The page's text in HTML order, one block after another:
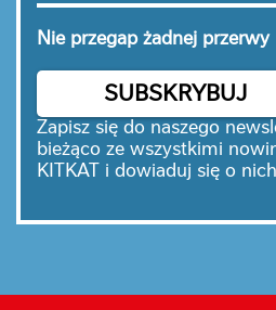
Nie przegap żadnej przerwy
SUBSKRYBUJ
Zapisz się do naszego
bieżąco ze wszystkimi
KITKAT i dowiaduj się o